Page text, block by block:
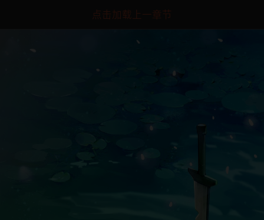
点击加载上一章节